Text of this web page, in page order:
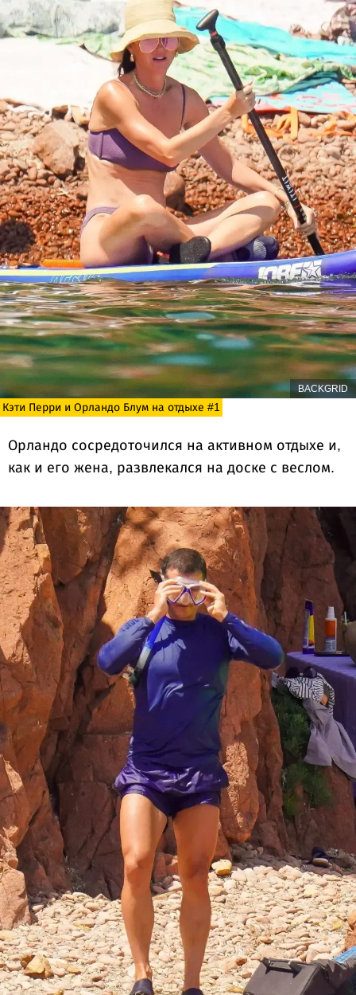
BACKGRID
Кэти Перри и Орландо Блум на отдыхе #1
Орландо сосредоточился на активном отдыхе и,
как и его жена, развлекался на доске с веслом.